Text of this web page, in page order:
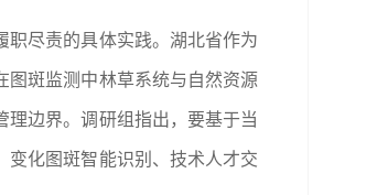
职尽责的具体实践。湖北省作为
图斑监测中林草系统与自然资源
理边界。调研组指出，要基于当
变化图斑智能识别、技术人才交